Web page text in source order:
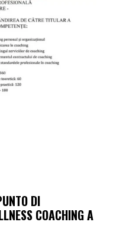
DI
COACHING A